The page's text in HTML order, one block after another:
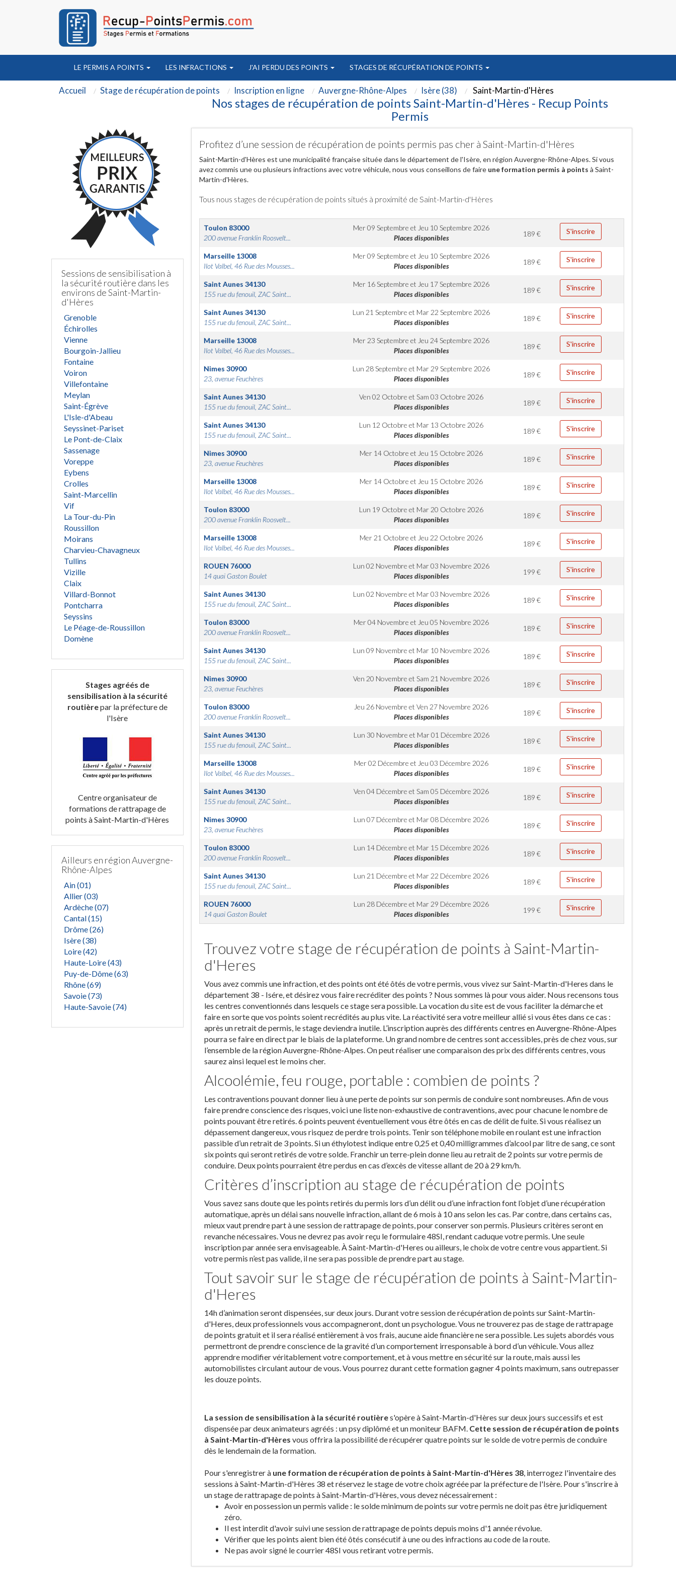
LE PERMIS A POINTS LES INFRACTIONS J'AI PERDU DES POINTS STAGES DE RÉCUPÉRATION DE POINTS
Accueil Stage de récupération de points Inscription en ligne Auvergne-Rhône-Alpes Isère (38) Saint-Martin-d'Hères
Nos stages de récupération de points Saint-Martin-d'Hères - Recup Points
Permis
Sessions de sensibilisation à
la sécurité routière dans les
environs de Saint-Martin-
d'Hères
Grenoble
Échirolles
Vienne
Bourgoin-Jallieu
Fontaine
Voiron
Villefontaine
Meylan
Saint-Égrève
L'Isle-d'Abeau
Seyssinet-Pariset
Le Pont-de-Claix
Sassenage
Voreppe
Eybens
Crolles
Saint-Marcellin
Vif
La Tour-du-Pin
Roussillon
Moirans
Charvieu-Chavagneux
Tullins
Vizille
Claix
Villard-Bonnot
Pontcharra
Seyssins
Le Péage-de-Roussillon
Domène
Stages agréés de
sensibilisation à la sécurité
routièrepar la préfecture de
l'Isère
Centre organisateur de
formations de rattrapage de
points à Saint-Martin-d'Hères
Ailleurs en région Auvergne-
Rhône-Alpes
Ain (01)
Allier (03)
Ardèche (07)
Cantal (15)
Drôme (26)
Isère (38)
Loire (42)
Haute-Loire (43)
Puy-de-Dôme (63)
Rhône (69)
Savoie (73)
Haute-Savoie (74)
Profitez d’une session de récupération de points permis pas cher à Saint-Martin-d'Hères
Saint-Martin-d'Hères est une municipalité française située dans le département de l'Isère, en région Auvergne-Rhône-Alpes. Si vous
avez commis une ou plusieurs infractions avec votre véhicule, nous vous conseillons de faire une formation permis à points à Saint-
Martin-d'Hères.
Tous nous stages de récupération de points situés à proximité de Saint-Martin-d'Hères
Toulon 83000
200 avenue Franklin Roosvelt...
Mer 09 Septembre et Jeu 10 Septembre 2026
Places disponibles
189€ S'inscrire
Marseille 13008
Ilot Valbel, 46 Rue des Mousses...
Mer 09 Septembre et Jeu 10 Septembre 2026
Places disponibles
189€ S'inscrire
Saint Aunes 34130
155 rue du fenouil, ZAC Saint...
Mer 16 Septembre et Jeu 17 Septembre 2026
Places disponibles
189€ S'inscrire
Saint Aunes 34130
155 rue du fenouil, ZAC Saint...
Lun 21 Septembre et Mar 22 Septembre 2026
Places disponibles
189€ S'inscrire
Marseille 13008
Ilot Valbel, 46 Rue des Mousses...
Mer 23 Septembre et Jeu 24 Septembre 2026
Places disponibles
189€ S'inscrire
Nimes 30900
23, avenue Feuchères
Lun 28 Septembre et Mar 29 Septembre 2026
Places disponibles
189€ S'inscrire
Saint Aunes 34130
155 rue du fenouil, ZAC Saint...
Ven 02 Octobre etSam 03 Octobre 2026
Places disponibles
189€ S'inscrire
Saint Aunes 34130
155 rue du fenouil, ZAC Saint...
Lun 12 Octobre et Mar 13 Octobre 2026
Places disponibles
189€ S'inscrire
Nimes 30900
23, avenue Feuchères
Mer 14 Octobre et Jeu 15 Octobre 2026
Places disponibles
189€ S'inscrire
Marseille 13008
Ilot Valbel, 46 Rue des Mousses...
Mer 14 Octobre et Jeu 15 Octobre 2026
Places disponibles
189€ S'inscrire
Toulon 83000
200 avenue Franklin Roosvelt...
Lun 19 Octobre et Mar 20 Octobre 2026
Places disponibles
189€ S'inscrire
Marseille 13008
Ilot Valbel, 46 Rue des Mousses...
Mer 21 Octobre et Jeu 22 Octobre 2026
Places disponibles
189€ S'inscrire
ROUEN 76000
14 quai Gaston Boulet
Lun 02 Novembre et Mar 03 Novembre 2026
Places disponibles
199€ S'inscrire
Saint Aunes 34130
155 rue du fenouil, ZAC Saint...
Lun 02 Novembre et Mar 03 Novembre 2026
Places disponibles
189€ S'inscrire
Toulon 83000
200 avenue Franklin Roosvelt...
Mer 04 Novembre et Jeu 05 Novembre 2026
Places disponibles
189€ S'inscrire
Saint Aunes 34130
155 rue du fenouil, ZAC Saint...
Lun 09 Novembre et Mar 10 Novembre 2026
Places disponibles
189€ S'inscrire
Nimes 30900
23, avenue Feuchères
Ven 20 Novembre etSam 21 Novembre 2026
Places disponibles
189€ S'inscrire
Toulon 83000
200 avenue Franklin Roosvelt...
Jeu 26 Novembre etVen 27 Novembre 2026
Places disponibles
189€ S'inscrire
Saint Aunes 34130
155 rue du fenouil, ZAC Saint...
Lun 30 Novembre et Mar 01 Décembre 2026
Places disponibles
189€ S'inscrire
Marseille 13008
Ilot Valbel, 46 Rue des Mousses...
Mer 02 Décembre et Jeu 03 Décembre 2026
Places disponibles
189€ S'inscrire
Saint Aunes 34130
155 rue du fenouil, ZAC Saint...
Ven 04 Décembre etSam 05 Décembre 2026
Places disponibles
189€ S'inscrire
Nimes 30900
23, avenue Feuchères
Lun 07 Décembre et Mar 08 Décembre 2026
Places disponibles
189€ S'inscrire
Toulon 83000
200 avenue Franklin Roosvelt...
Lun 14 Décembre et Mar 15 Décembre 2026
Places disponibles
189€ S'inscrire
Saint Aunes 34130
155 rue du fenouil, ZAC Saint...
Lun 21 Décembre et Mar 22 Décembre 2026
Places disponibles
189€ S'inscrire
ROUEN 76000
14 quai Gaston Boulet
Lun 28 Décembre et Mar 29 Décembre 2026
Places disponibles
199€ S'inscrire
Trouvez votre stage de récupération de points à Saint-Martin-
d'Heres
Vous avez commis une infraction, et des points ont été ôtés de votre permis, vous vivez sur Saint-Martin-d'Heres dans le
département 38 - Isére, et désirez vous faire recréditer des points ? Nous sommes là pour vous aider. Nous recensons tous
les centres conventionnés dans lesquels ce stage sera possible. La vocation du site est de vous faciliter la démarche et
faire en sorte que vos points soient recrédités au plus vite. La réactivité sera votre meilleur allié si vous êtes dans ce cas :
après un retrait de permis, le stage deviendra inutile. L’inscription auprès des différents centres en Auvergne-Rhône-Alpes
pourra se faire en direct par le biais de la plateforme. Un grand nombre de centres sont accessibles, près de chez vous, sur
l’ensemble de la région Auvergne-Rhône-Alpes. On peut réaliser une comparaison des prix des différents centres, vous
saurez ainsi lequel est le moins cher.
Alcoolémie, feu rouge, portable : combien de points ?
Les contraventions pouvant donner lieu à une perte de points sur son permis de conduire sont nombreuses. Afin de vous
faire prendre conscience des risques, voici une liste non-exhaustive de contraventions, avec pour chacune le nombre de
points pouvant être retirés. 6 points peuvent éventuellement vous être ôtés en cas de délit de fuite. Si vous réalisez un
dépassement dangereux, vous risquez de perdre trois points. Tenir son téléphone mobile en roulant est une infraction
passible d’un retrait de 3 points. Si un éthylotest indique entre 0,25 et 0,40 milligrammes d’alcool par litre de sang, ce sont
six points qui seront retirés de votre solde. Franchir un terre-plein donne lieu au retrait de 2 points sur votre permis de
conduire. Deux points pourraient être perdus en cas d’excès de vitesse allant de 20 à 29 km/h.
Critères d’inscription au stage de récupération de points
Vous savez sans doute que les points retirés du permis lors d’un délit ou d’une infraction font l’objet d’une récupération
automatique, après un délai sans nouvelle infraction, allant de 6 mois à 10 ans selon les cas. Par contre, dans certains cas,
mieux vaut prendre part à une session de rattrapage de points, pour conserver son permis. Plusieurs critères seront en
revanche nécessaires. Vous ne devrez pas avoir reçu le formulaire 48SI, rendant caduque votre permis. Une seule
inscription par année sera envisageable. À Saint-Martin-d'Heres ou ailleurs, le choix de votre centre vous appartient. Si
votre permis n’est pas valide, il ne sera pas possible de prendre part au stage.
Tout savoir sur le stage de récupération de points à Saint-Martin-
d'Heres
14h d’animation seront dispensées, sur deux jours. Durant votre session de récupération de points sur Saint-Martin-
d'Heres, deux professionnels vous accompagneront, dont un psychologue. Vous ne trouverez pas de stage de rattrapage
de points gratuit et il sera réalisé entièrement à vos frais, aucune aide financière ne sera possible. Les sujets abordés vous
permettront de prendre conscience de la gravité d’un comportement irresponsable à bord d’un véhicule. Vous allez
apprendre modifier véritablement votre comportement, et à vous mettre en sécurité sur la route, mais aussi les
automobilistes circulant autour de vous. Vous pourrez durant cette formation gagner 4 points maximum, sans outrepasser
les douze points.
La session de sensibilisation à la sécurité routières'opère à Saint-Martin-d'Hères sur deux jours successifs et est
dispensée par deux animateurs agréés : un psy diplômé et un moniteur BAFM. Cette session de récupération de points
à Saint-Martin-d'Hères vous offrira la possibilité de récupérer quatre points sur le solde de votre permis de conduire
dès le lendemain de la formation.
Pour s'enregistrer à une formation de récupération de points à Saint-Martin-d'Hères 38, interrogez l'inventaire des
sessions à Saint-Martin-d'Hères 38 et réservez le stage de votre choix agréée par la préfecture de l'Isère. Pour s'inscrire à
un stage de rattrapage de points à Saint-Martin-d'Hères, vous devez nécessairement :
Avoir en possession un permis valide : le solde minimum de points sur votre permis ne doit pas être juridiquement
zéro.
Il est interdit d'avoir suivi une session de rattrapage de points depuis moins d'1 année révolue.
Vérifier que les points aient bien été ôtés consécutif à une ou des infractions au code de la route.
Ne pas avoir signé le courrier 48SI vous retirant votre permis.